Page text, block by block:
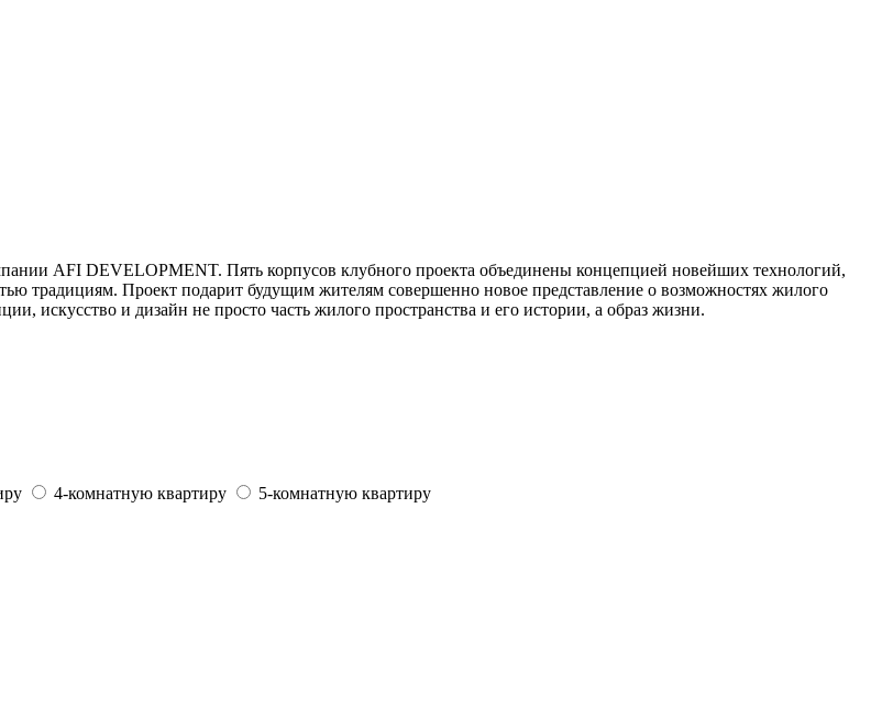
AFI DEVELOPMENT. Пять корпусов клубного проекта объединены концепцией новейших технологий,
традициям. Проект подарит будущим жителям совершенно новое представление о возможностях жилого
искусство и дизайн не просто часть жилого пространства и его истории, а образ жизни.
4-комнатную квартиру
5-комнатную квартиру